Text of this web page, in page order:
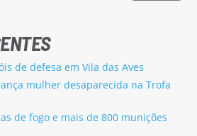
de defesa em Vila das Aves
mulher desaparecida na Trofa
de fogo e mais de 800 munições